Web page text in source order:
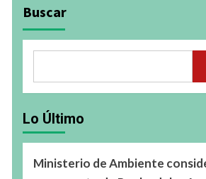
Buscar
Lo Último
Ministerio de Ambiente